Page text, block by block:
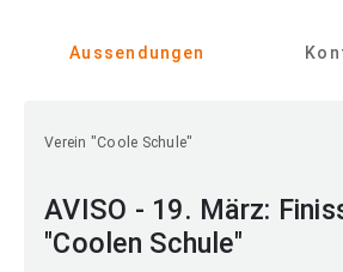
Aussendungen
Verein "Coole Schule"
AVISO - 19. März:
"Coolen Schule"